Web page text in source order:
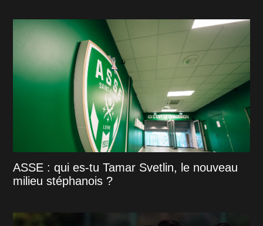
ASSE : qui es-tu Tamar Svetlin, le nouveau
milieu stéphanois ?